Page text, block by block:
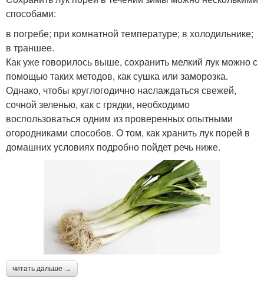
способами:
в погребе; при комнатной температуре; в холодильнике;
в траншее.
Как уже говорилось выше, сохранить мелкий лук можно с
помощью таких методов, как сушка или заморозка.
Однако, чтобы круглогодично наслаждаться свежей,
сочной зеленью, как с грядки, необходимо
воспользоваться одним из проверенных опытными
огородниками способов. О том, как хранить лук порей в
домашних условиях подробно пойдет речь ниже.
читать дальше →